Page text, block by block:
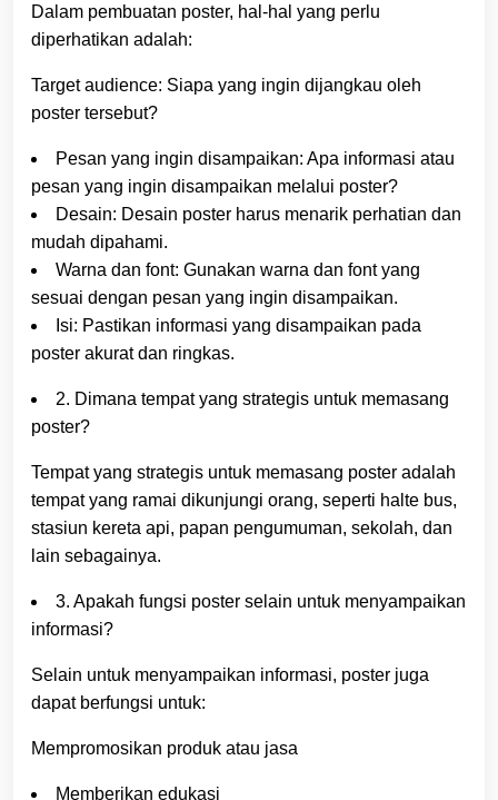
Dalam pembuatan poster, hal-hal yang perlu
diperhatikan adalah:
Target audience: Siapa yang ingin dijangkau oleh
poster tersebut?
Pesan yang ingin disampaikan: Apa informasi atau
pesan yang ingin disampaikan melalui poster?
Desain: Desain poster harus menarik perhatian dan
mudah dipahami.
Warna dan font: Gunakan warna dan font yang
sesuai dengan pesan yang ingin disampaikan.
Isi: Pastikan informasi yang disampaikan pada
poster akurat dan ringkas.
2. Dimana tempat yang strategis untuk memasang
poster?
Tempat yang strategis untuk memasang poster adalah
tempat yang ramai dikunjungi orang, seperti halte bus,
stasiun kereta api, papan pengumuman, sekolah, dan
lain sebagainya.
3. Apakah fungsi poster selain untuk menyampaikan
informasi?
Selain untuk menyampaikan informasi, poster juga
dapat berfungsi untuk:
Mempromosikan produk atau jasa
Memberikan edukasi